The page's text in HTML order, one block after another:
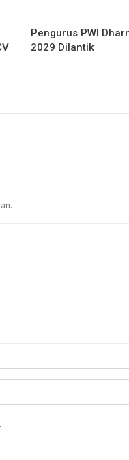
Pengurus PWI
2029 Dilantik